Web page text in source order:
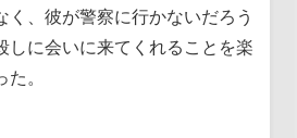
く、彼が警察に行かないだろう
しに会いに来てくれることを楽
。